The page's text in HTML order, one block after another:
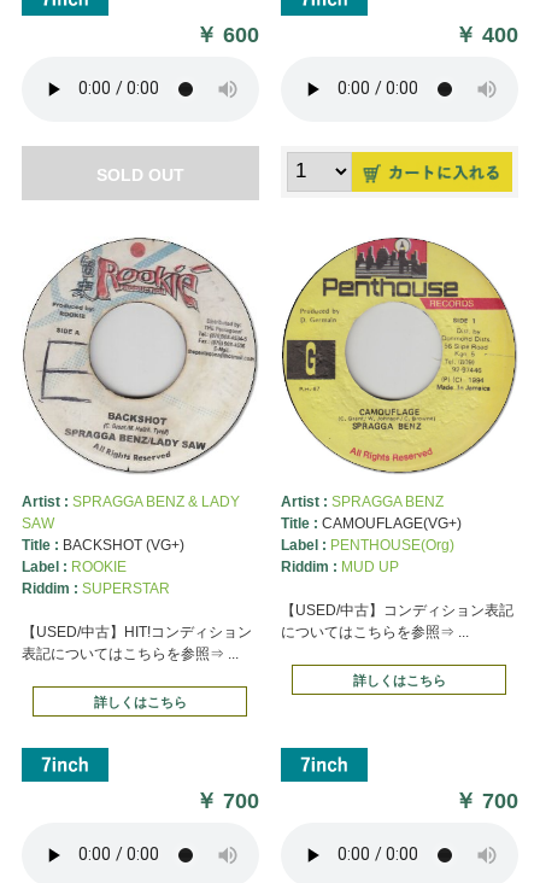
￥600
SOLD OUT
￥400
Artist : SPRAGGA BENZ & LADY
SAW
Title : BACKSHOT (VG+)
Label : ROOKIE
Riddim : SUPERSTAR
【USED/中古】HIT!コンディション
表記についてはこちらを参照⇒ ...
詳しくはこちら
￥700
Artist : SPRAGGA BENZ
Title : CAMOUFLAGE(VG+)
Label : PENTHOUSE(Org)
Riddim : MUD UP
【USED/中古】コンディション表記
についてはこちらを参照⇒ ...
詳しくはこちら
￥700